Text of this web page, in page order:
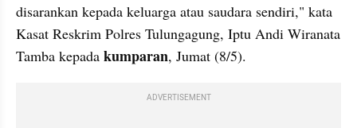
disarankan kepada keluarga atau saudara sendiri," kata
Kasat Reskrim Polres Tulungagung, Iptu Andi Wiranata
Tamba kepada kumparan, Jumat (8/5).
ADVERTISEMENT